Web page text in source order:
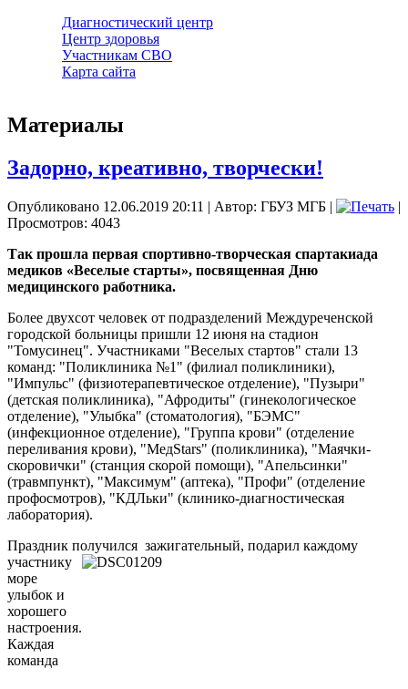
Диагностический центр
Центр здоровья
Участникам СВО
Карта сайта
Материалы
Задорно, креативно, творчески!
Опубликовано 12.06.2019 20:11 | Автор: ГБУЗ МГБ |
|
Просмотров: 4043
Так прошла первая спортивно-творческая спартакиада
медиков «Веселые старты», посвященная Дню
медицинского работника.
Более двухсот человек от подразделений Междуреченской
городской больницы пришли 12 июня на стадион
"Томусинец". Участниками "Веселых стартов" стали 13
команд: "Поликлиника №1" (филиал поликлиники),
"Импульс" (физиотерапевтическое отделение), "Пузыри"
(детская поликлиника), "Афродиты" (гинекологическое
отделение), "Улыбка" (стоматология), "БЭМС"
(инфекционное отделение), "Группа крови" (отделение
переливания крови), "МедStars" (поликлиника), "Маячки-
скоровички" (станция скорой помощи), "Апельсинки"
(травмпункт), "Максимум" (аптека), "Профи" (отделение
профосмотров), "КДЛьки" (клинико-диагностическая
лаборатория).
Праздник получился зажигательный, подарил каждому
участнику
море
улыбок и
хорошего
настроения.
Каждая
команда